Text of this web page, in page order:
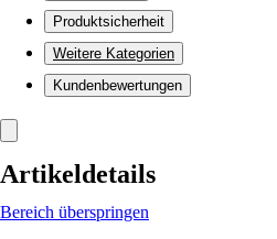
Produktsicherheit
Weitere Kategorien
Kundenbewertungen
Artikeldetails
Bereich überspringen